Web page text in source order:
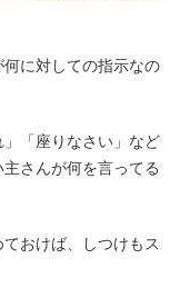
に対しての指示なの
「座りなさい」など
さんが何を言ってる
おけば、しつけもス